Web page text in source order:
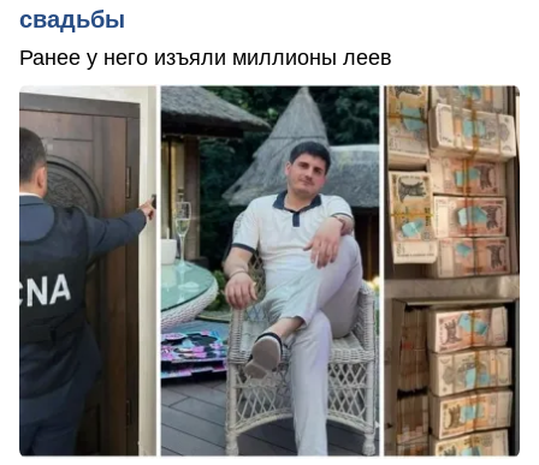
свадьбы
Ранее у него изъяли миллионы леев